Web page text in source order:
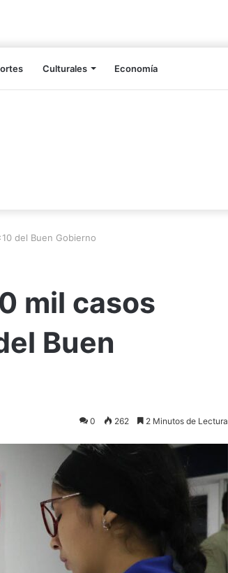
Culturales Economía
del Buen Gobierno
mil casos
Buen
0 262 2 Minutos de Lectura